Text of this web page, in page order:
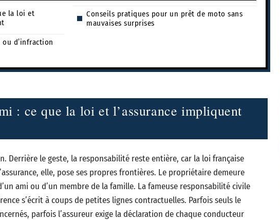
la loi et
ou d’infraction
Conseils pratiques pour un prêt de moto sans
mauvaises surprises
: ce que la loi et l’assurance impliquent
Derrière le geste, la responsabilité reste entière, car la loi française
elle, pose ses propres frontières. Le propriétaire demeure
ami ou d’un membre de la famille. La fameuse responsabilité civile
s’écrit à coups de petites lignes contractuelles. Parfois seuls le
parfois l’assureur exige la déclaration de chaque conducteur